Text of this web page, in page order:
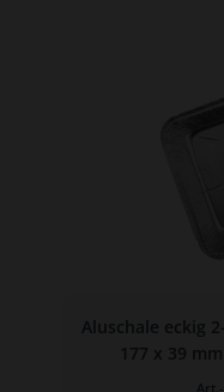
Aluschale eckig
177 x 39